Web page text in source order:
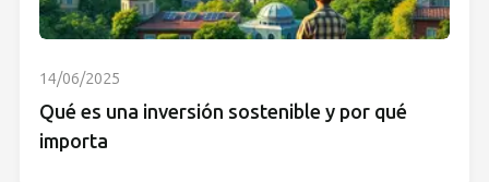
14/06/2025
Qué es una inversión sostenible y por qué
importa